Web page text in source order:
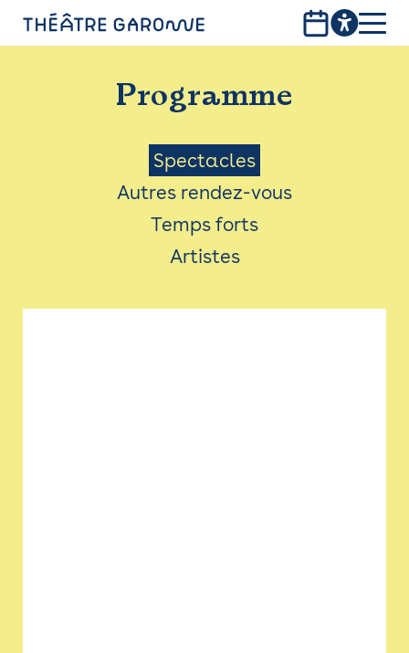
PROGRAMME
INFOS PRATIQUES
AVEC LES PUBLICS
ACCESSIBILITÉ
LES PRODUCTIONS
Programme
Menu
Saison
Spectacles
Autres rendez-vous
Temps forts
Artistes